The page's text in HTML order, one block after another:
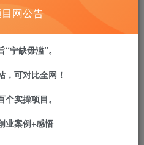
、CLI、MCP模块等基础操
，配套完整课件，零基础可
网公告
宁缺毋滥”。
，可对比全网！
实操项目。
业案例+感悟